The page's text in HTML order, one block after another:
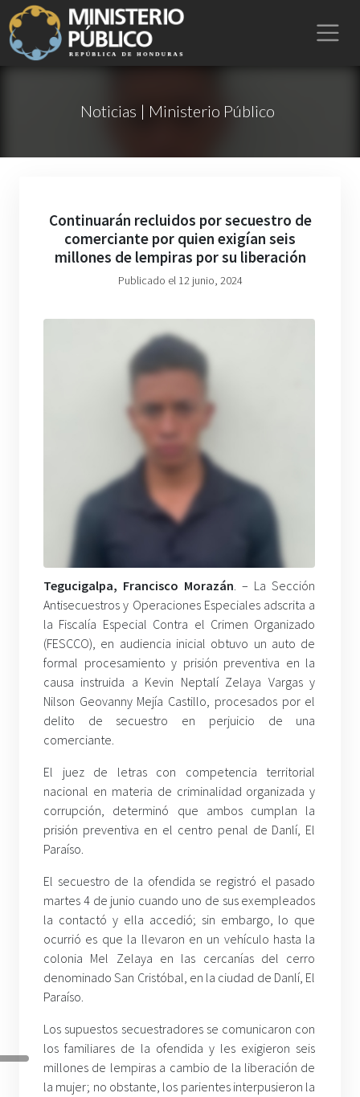
Noticias | Ministerio Público
Continuarán recluidos por secuestro de
comerciante por quien exigían seis
millones de lempiras por su liberación
Publicado el 12 junio, 2024
Tegucigalpa, Francisco Morazán. – La Sección
Antisecuestros y Operaciones Especiales adscrita a
la Fiscalía Especial Contra el Crimen Organizado
(FESCCO), en audiencia inicial obtuvo un auto de
formal procesamiento y prisión preventiva en la
causa instruida a Kevin Neptalí Zelaya Vargas y
Nilson Geovanny Mejía Castillo, procesados por el
delito de secuestro en perjuicio de una
comerciante.
El juez de letras con competencia territorial
nacional en materia de criminalidad organizada y
corrupción, determinó que ambos cumplan la
prisión preventiva en el centro penal de Danlí, El
Paraíso.
El secuestro de la ofendida se registró el pasado
martes 4 de junio cuando uno de sus exempleados
la contactó y ella accedió; sin embargo, lo que
ocurrió es que la llevaron en un vehículo hasta la
colonia Mel Zelaya en las cercanías del cerro
denominado San Cristóbal, en la ciudad de Danlí, El
Paraíso.
Los supuestos secuestradores se comunicaron con
los familiares de la ofendida y les exigieron seis
millones de lempiras a cambio de la liberación de
la mujer; no obstante, los parientes interpusieron la